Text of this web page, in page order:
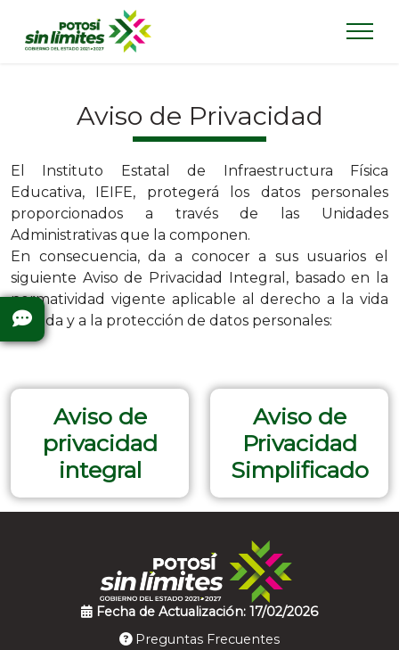
Aviso de Privacidad
​El Instituto Estatal de Infraestructura Física
Educativa, IEIFE, protegerá los datos personales
proporcionados a través de las Unidades
Administrativas que la componen.
En consecuencia, da a conocer a sus usuarios el
siguiente Aviso de Privacidad Integral, basado en la
normatividad vigente aplicable al derecho a la vida
privada y a la protección de datos personales:
Aviso de
privacidad
integral
Aviso de
Privacidad
Simplificado
Fecha de Actualización: 17/02/2026
Preguntas Frecuentes